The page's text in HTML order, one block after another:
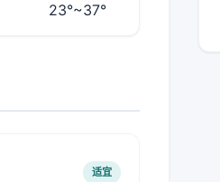
23°~37°
适宜